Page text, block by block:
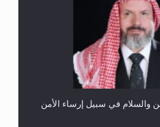
لثلاثة طلاب من مدرسة الحفظ
والسلام في سبيل إرساء الأمن